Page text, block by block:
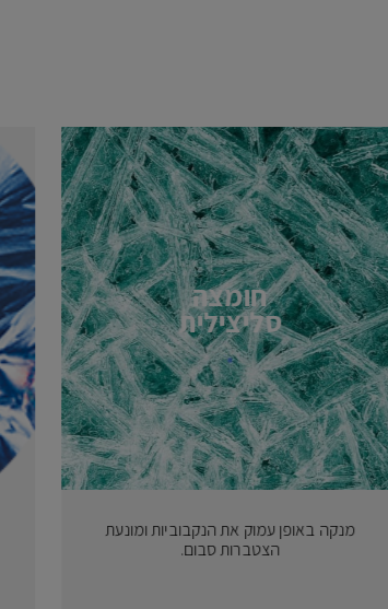
חומצה
סליצילית
מנקה באופן עמוק את הנקבוביות ומונעת
הצטברות סבום.